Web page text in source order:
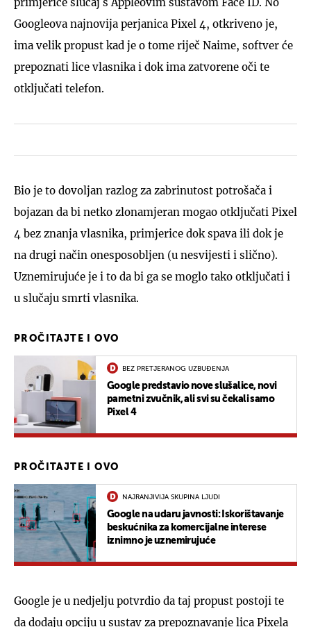
Googleova najnovija perjanica Pixel 4, otkriveno je,
ima velik propust kad je o tome riječ Naime, softver će
prepoznati lice vlasnika i dok ima zatvorene oči te
otključati telefon.
Bio je to dovoljan razlog za zabrinutost potrošača i
bojazan da bi netko zlonamjeran mogao otključati Pixel
4 bez znanja vlasnika, primjerice dok spava ili dok je
na drugi način onesposobljen (u nesvijesti i slično).
Uznemirujuće je i to da bi ga se moglo tako otključati i
u slučaju smrti vlasnika.
PROČITAJTE I OVO
BEZ PRETJERANOG UZBUĐENJA
Google predstavio nove slušalice, novi
pametni zvučnik, ali svi su čekali samo
Pixel 4
PROČITAJTE I OVO
NAJRANJIVIJA SKUPINA LJUDI
Google na udaru javnosti: Iskorištavanje
beskućnika za komercijalne interese
iznimno je uznemirujuće
Google je u nedjelju potvrdio da taj propust postoji te
da dodaju opciju u sustav za prepoznavanje lica Pixela